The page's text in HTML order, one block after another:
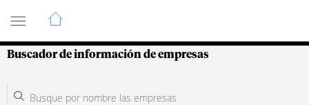
Guía de Empresas Colombianas
Buscador de información de empresas